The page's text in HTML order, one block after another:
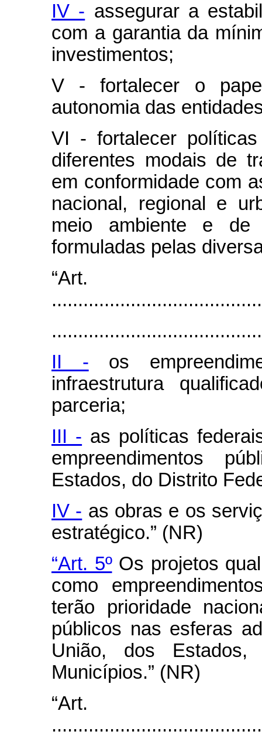
IV - assegurar a
com a garantia da
investimentos;
V - fortalecer o
autonomia das
VI - fortalecer
diferentes modais de
em conformidade com
nacional, regional e
meio ambiente e de
formuladas pelas
II - os
infraestrutura
parceria;
III - as políticas
empreendimentos
Estados, do Distrito
IV - as obras e os
estratégico.” (NR)
“Art. 5ºOs projetos
como
terão prioridade
públicos nas esferas
União, dos
Municípios.” (NR)